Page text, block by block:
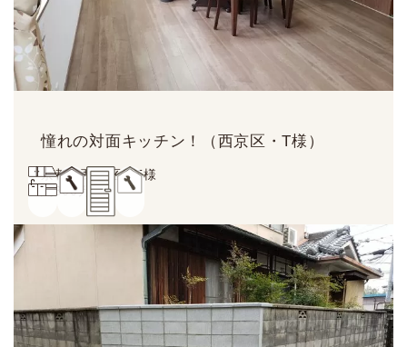
憧れの対面キッチン！（西京区・T様）
京都市西京区・T様
約300万円